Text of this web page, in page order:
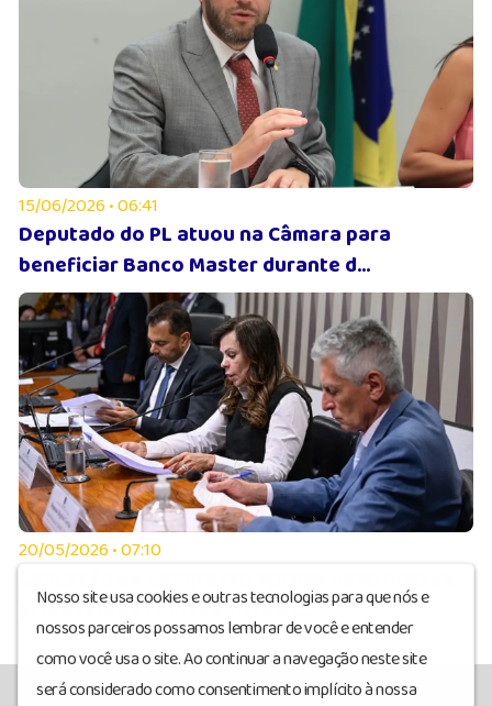
15/06/2026 • 06:41
Deputado do PL atuou na Câmara para
beneficiar Banco Master durante d...
20/05/2026 • 07:10
professores com reajuste ac...
Nosso site usa cookies e outras tecnologias para que nós e
nossos parceiros possamos lembrar de você e entender
como você usa o site. Ao continuar a navegação neste site
será considerado como consentimento implícito à nossa